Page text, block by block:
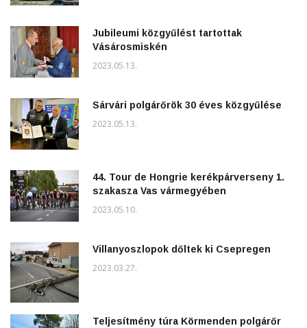
Jubileumi közgyűlést tartottak
Vásárosmiskén
2023.05.13.
Sárvári polgárőrök 30 éves közgyűlése
2023.05.13.
44. Tour de Hongrie kerékpárverseny 1.
szakasza Vas vármegyében
2023.05.10.
Villanyoszlopok dőltek ki Csepregen
2023.03.27.
Teljesítmény túra Körmenden polgárőr